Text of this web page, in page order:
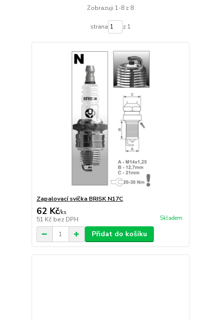
Zobrazuji 1-8 z 8
strana z 1
Zapalovací svíčka BRISK N17C
62 Kč/ks
51 Kč bez DPH Skladem
Přidat do košíku